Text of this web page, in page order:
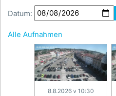
Datum:
Alle Aufnahmen
8.8.2026 v 10:30